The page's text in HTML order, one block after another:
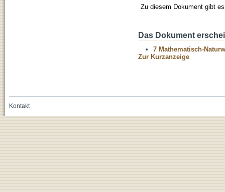
Zu diesem Dokument gibt
Das Dokument
7 Mathematisch-
Zur Kurzanzeige
Kontakt